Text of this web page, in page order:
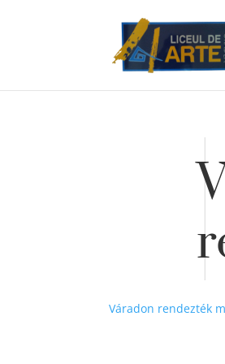
Váradon rendezték